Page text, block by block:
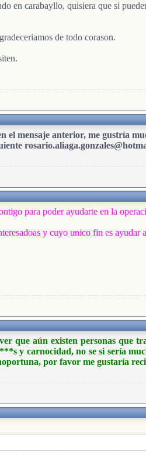
en carabayllo, quisiera que si
de todo corason.
mensaje anterior, me gustría
para poder ayudarte en la
y cuyo unico fin es ayudar
que aún existen personas que
y carnocidad, no se si sería
por favor me gustaría